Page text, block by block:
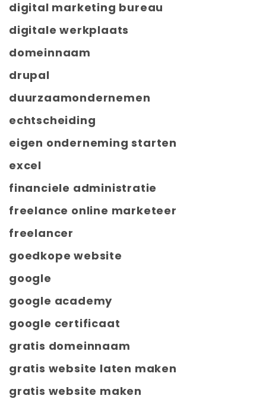
digital marketing bureau
digitale werkplaats
domeinnaam
drupal
duurzaamondernemen
echtscheiding
eigen onderneming starten
excel
financiele administratie
freelance online marketeer
freelancer
goedkope website
google
google academy
google certificaat
gratis domeinnaam
gratis website laten maken
gratis website maken